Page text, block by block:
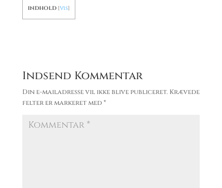
indhold [vis]
Indsend Kommentar
Din e-mailadresse vil ikke blive publiceret. Krævede
felter er markeret med*